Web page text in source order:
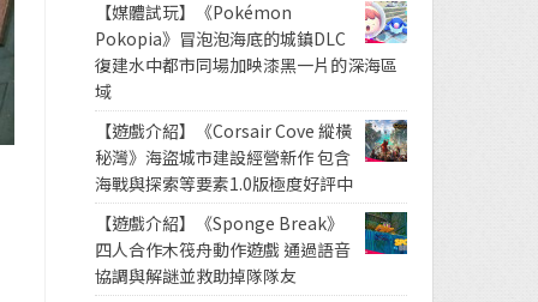
【媒體試玩】《Pokémon
Pokopia》冒泡泡海底的城鎮DLC
復建水中都市同場加映漆黑一片的深海區
域
【遊戲介紹】《Corsair Cove 縱橫
秘灣》海盜城市建設經營新作 包含
海戰與探索等要素1.0版極度好評中
【遊戲介紹】《Sponge Break》
四人合作木筏舟動作遊戲 通過語音
協調與解謎並救助掉隊隊友